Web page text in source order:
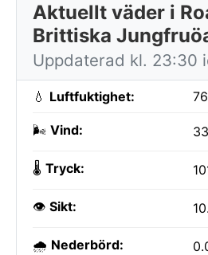
Aktuellt väder i
Brittiska
Uppdaterad kl. 23:30
💧 Luftfuktighet:
🌬️ Vind:
🌡️ Tryck:
👁️ Sikt:
🌧️ Nederbörd: